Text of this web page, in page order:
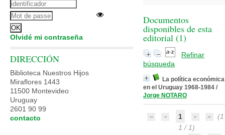
Documentos
disponibles de esta
editorial (1)
Refinar
búsqueda
La política económica
en el Uruguay 1968-1984 /
Jorge NOTARO
1
1 / 1)
Olvidé mi contraseña
DIRECCIÓN
Biblioteca Nuestros Hijos
Miraflores 1443
11500 Montevideo
Uruguay
2601 90 99
contacto